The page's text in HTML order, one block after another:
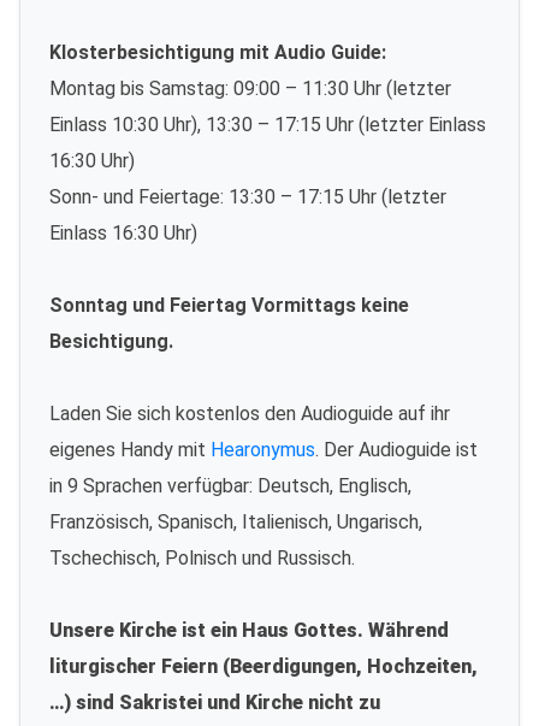
Klosterbesichtigung mit Audio Guide:
Montag bis Samstag: 09:00 – 11:30 Uhr (letzter
Einlass 10:30 Uhr), 13:30 – 17:15 Uhr (letzter Einlass
16:30 Uhr)
Sonn- und Feiertage: 13:30 – 17:15 Uhr (letzter
Einlass 16:30 Uhr)
Sonntag und Feiertag Vormittags keine
Besichtigung.
Laden Sie sich kostenlos den Audioguide auf ihr
eigenes Handy mit Hearonymus. Der Audioguide ist
in 9 Sprachen verfügbar: Deutsch, Englisch,
Französisch, Spanisch, Italienisch, Ungarisch,
Tschechisch, Polnisch und Russisch.
Unsere Kirche ist ein Haus Gottes. Während
liturgischer Feiern (Beerdigungen, Hochzeiten,
…) sind Sakristei und Kirche nicht zu